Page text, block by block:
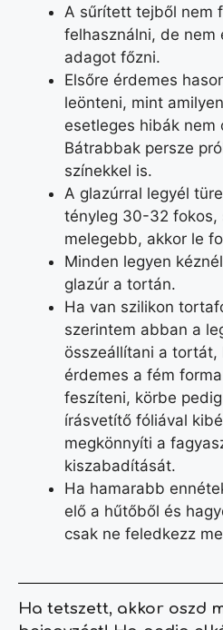
A sűrített tejből nem
felhasználni, de nem
adagot főzni.
Elsőre érdemes
leönteni, mint
esetleges hibák nem
Bátrabbak persze
színekkel is.
A glazúrral legyél
tényleg 30-32 fokos,
melegebb, akkor le
Minden legyen
glazúr a tortán.
Ha van szilikon
szerintem abban a
összeállítani a tortát,
érdemes a fém
feszíteni, körbe
írásvetítő fóliával
megkönnyíti a
kiszabadítását.
Ha hamarabb
elő a hűtőből és
csak ne feledkezz
Ha tetszett, akkor oszd